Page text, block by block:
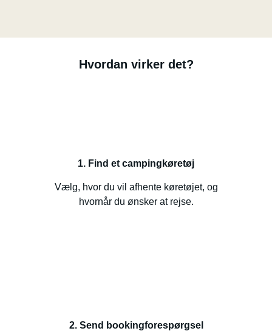
Hvordan virker det?
1. Find et campingkøretøj
Vælg, hvor du vil afhente køretøjet, og
hvornår du ønsker at rejse.
2. Send bookingforespørgsel